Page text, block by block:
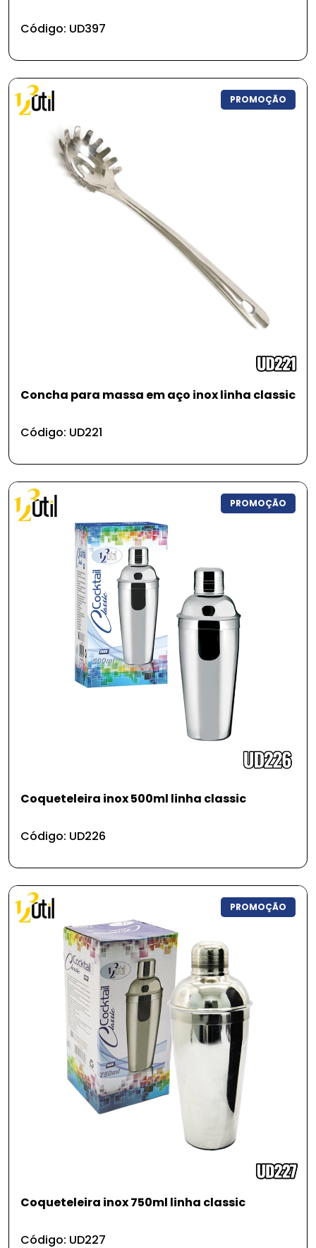
Limpeza e Organização
Promoção
Somente em promoção
Código: UD397
PROMOÇÃO
Concha para massa em aço inox linha classic
Código: UD221
PROMOÇÃO
Coqueteleira inox 500ml linha classic
Código: UD226
PROMOÇÃO
Coqueteleira inox 750ml linha classic
Código: UD227